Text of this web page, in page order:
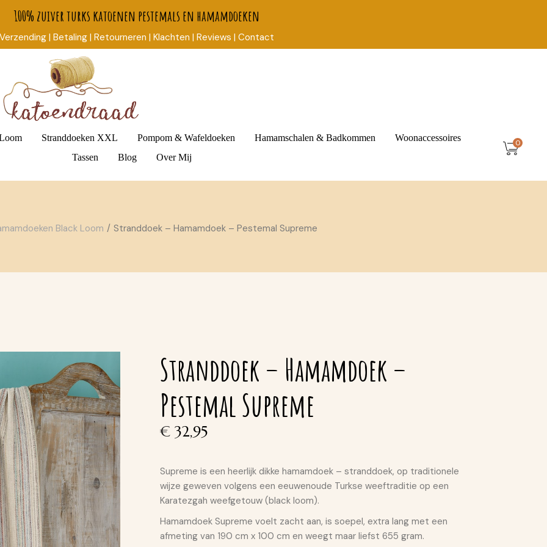
100% zuiver turks katoenen pestemals en hamamdoeken
Verzending | Betaling | Retourneren | Klachten | Reviews | Contact
Stranddoeken XXL Pompom & Wafeldoeken Hamamschalen & Badkommen Woonaccessoires
Amberblokjes
Tassen Blog Over Mij
0
Black Loom Stranddoek – Hamamdoek – Pestemal Supreme
Stranddoek – Hamamdoek –
Pestemal Supreme
€ 32,95
Supreme is een heerlijk dikke hamamdoek – stranddoek, op traditionele
wijze geweven volgens een eeuwenoude Turkse weeftraditie op een
Karatezgah weefgetouw (black loom).
Hamamdoek Supreme voelt zacht aan, is soepel, extra lang met een
afmeting van 190 cm x 100 cm en weegt maar liefst 655 gram.